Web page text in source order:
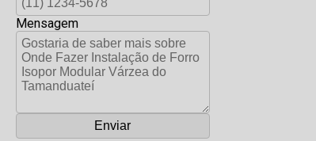
Mensagem